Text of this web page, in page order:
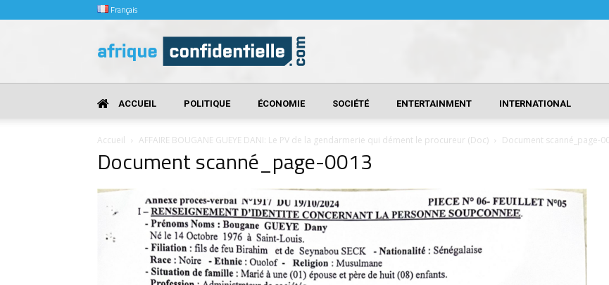
Français
Confidentielle
ACCUEIL POLITIQUE ÉCONOMIE SOCIÉTÉ ENTERTAINMENT INTERNATIONAL
Accueil AFFAIRE BOUGANE GUEYE DANI: Le PV de la gendarmerie qui dément le procureur (Doc) Document scanné_page-
Document scanné_page-0013